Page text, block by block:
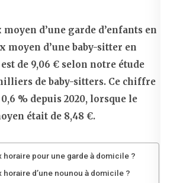
d’une garde d’enfants en
moyen d’une baby-sitter en
est de 9,06 € selon notre étude
de baby-sitters. Ce chiffre
% depuis 2020, lorsque le
était de 8,48 €.
horaire pour une garde à domicile ?
horaire d’une nounou à domicile ?